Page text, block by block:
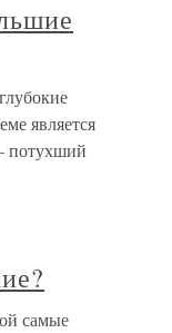
является
потухший
самые